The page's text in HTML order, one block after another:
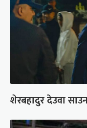
शेरबहादुर देउवा